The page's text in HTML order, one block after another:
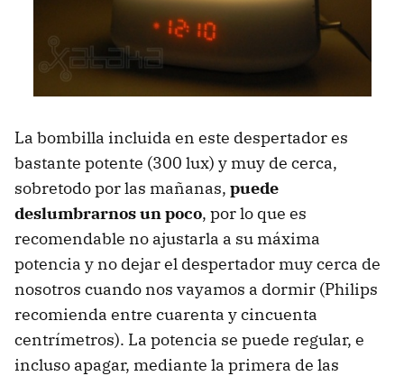
La bombilla incluida en este despertador es
bastante potente (300 lux) y muy de cerca,
sobretodo por las mañanas, puede
deslumbrarnos un poco, por lo que es
recomendable no ajustarla a su máxima
potencia y no dejar el despertador muy cerca de
nosotros cuando nos vayamos a dormir (Philips
recomienda entre cuarenta y cincuenta
centrímetros). La potencia se puede regular, e
incluso apagar, mediante la primera de las